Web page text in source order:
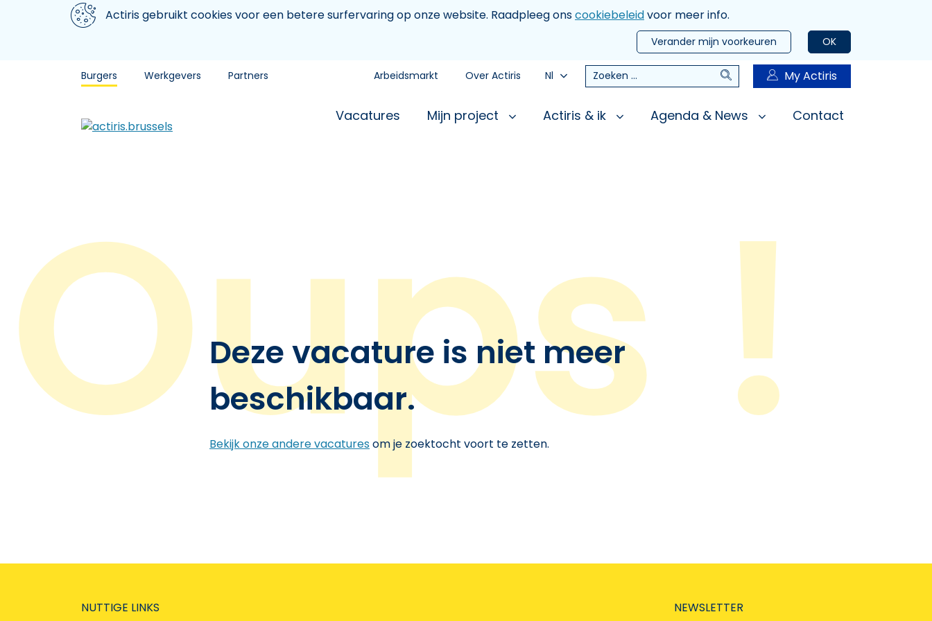
Aller au contenu principal
We gebruiken cookiesActiris gebruikt cookies voor een betere surfervaring op onze website. Raadpleeg onscookiebeleidvoor meer info.
OK
Verander mijn voorkeuren
Burgers Werkgevers Partners Arbeidsmarkt Over Actiris Nl Zoeken Zoeken My Actiris
Vacatures Mijn project Actiris & ik Agenda & News Contact
Deze vacature is niet meer
beschikbaar.
Bekijk onze andere vacaturesom je zoektocht voort te zetten.
NUTTIGE LINKS NEWSLETTER